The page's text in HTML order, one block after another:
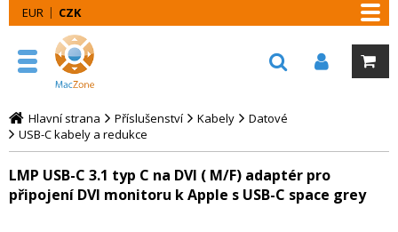
EUR CZK
Hlavní strana Příslušenství Kabely
Datové
USB-C kabely a redukce
LMP USB-C 3.1 typ C na DVI ( M/F) adaptér pro
připojení DVI monitoru k Apple s USB-C space grey